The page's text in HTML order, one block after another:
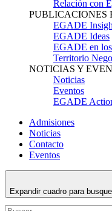
Relación con
PUBLICACIONES
EGADE
EGADE Ideas
EGADE en
Territorio
NOTICIAS Y
Noticias
Eventos
EGADE
Admisiones
Noticias
Contacto
Eventos
Expandir cuadro para